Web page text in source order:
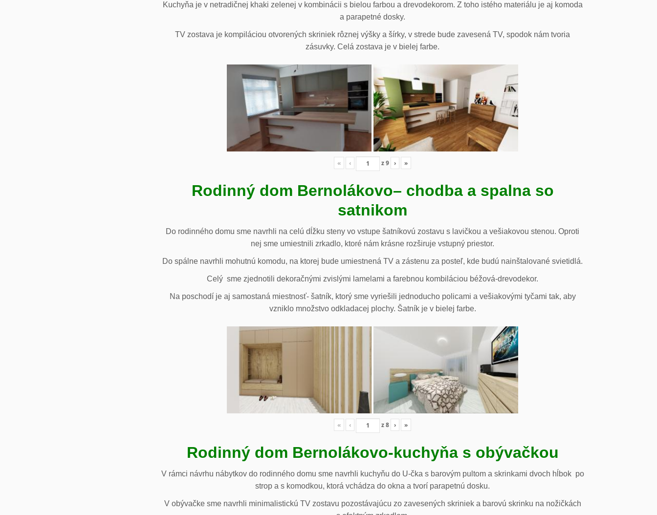
Kuchyňa je v netradičnej khaki zelenej v kombinácii s bielou farbou a drevodekorom. Z toho istého materiálu je aj komoda
a parapetné dosky.
TV zostava je kompiláciou otvorených skriniek rôznej výšky a šírky, v strede bude zavesená TV, spodok nám tvoria
zásuvky. Celá zostava je v bielej farbe.
« ‹ z9 › »
Rodinný dom Bernolákovo– chodba a spalna so
satnikom
Do rodinného domu sme navrhli na celú dĺžku steny vo vstupe šatníkovú zostavu s lavičkou a vešiakovou stenou. Oproti
nej sme umiestnili zrkadlo, ktoré nám krásne rozširuje vstupný priestor.
Do spálne navrhli mohutnú komodu, na ktorej bude umiestnená TV a zástenu za posteľ, kde budú nainštalované svietidlá.
Celý sme zjednotili dekoračnými zvislými lamelami a farebnou kombiláciou béžová-drevodekor.
Na poschodí je aj samostaná miestnosť- šatník, ktorý sme vyriešili jednoducho policami a vešiakovými tyčami tak, aby
vzniklo množstvo odkladacej plochy. Šatník je v bielej farbe.
« ‹ z8 › »
Rodinný dom Bernolákovo-kuchyňa s obývačkou
V rámci návrhu nábytkov do rodinného domu sme navrhli kuchyňu do U-čka s barovým pultom a skrinkami dvoch hĺbok po
strop a s komodkou, ktorá vchádza do okna a tvorí parapetnú dosku.
V obývačke sme navrhli minimalistickú TV zostavu pozostávajúcu zo zavesených skriniek a barovú skrinku na nožičkách